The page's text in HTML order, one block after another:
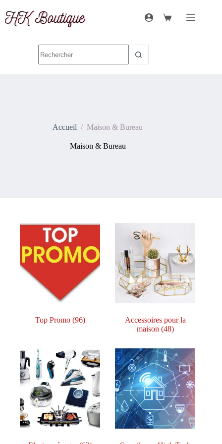
Accueil / Maison & Bureau
Maison & Bureau
Top Promo (96)
Accessoires pour la
maison (48)